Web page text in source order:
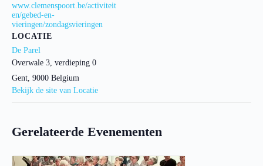
www.clemenspoort.be/activiteit
en/gebed-en-
vieringen/zondagsvieringen
LOCATIE
De Parel
Overwale 3, verdieping 0
Gent, 9000 Belgium
Bekijk de site van Locatie
Gerelateerde Evenementen